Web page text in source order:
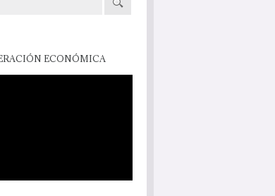
ECONÓMICA